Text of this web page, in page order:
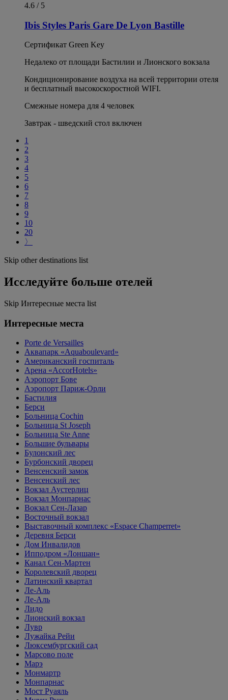
4.6 / 5
Ibis Styles Paris Gare De Lyon Bastille
Сертификат Green Key
Недалеко от площади Бастилии и Лионского вокзала
Кондиционирование воздуха на всей территории отеля
и бесплатный высокоскоростной WIFI.
Смежные номера для 4 человек
Завтрак - шведский стол включен
1
2
3
4
5
6
7
8
9
10
20
〉
Skip other destinations list
Исследуйте больше отелей
Skip Интересные места list
Интересные места
Porte de Versailles
Аквапарк «Aquaboulevard»
Американский госпиталь
Арена «AccorHotels»
Аэропорт Бове
Аэропорт Париж-Орли
Бастилия
Берси
Больница Cochin
Больница St Joseph
Больница Ste Anne
Большие бульвары
Булонский лес
Бурбонский дворец
Венсенский замок
Венсенский лес
Вокзал Аустерлиц
Вокзал Монпарнас
Вокзал Сен-Лазар
Восточный вокзал
Выставочный комплекс «Espace Champerret»
Деревня Берси
Дом Инвалидов
Ипподром «Лоншан»
Канал Сен-Мартен
Королевский дворец
Латинский квартал
Ле-Аль
Ле-Аль
Лидо
Лионский вокзал
Лувр
Лужайка Рейи
Люксембургский сад
Марсово поле
Марэ
Монмартр
Монпарнас
Мост Руаяль